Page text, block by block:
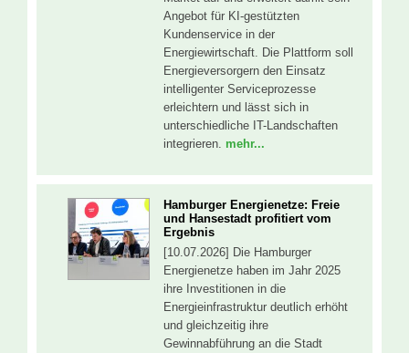
Angebot für KI-gestützten
Kundenservice in der
Energiewirtschaft. Die Plattform soll
Energieversorgern den Einsatz
intelligenter Serviceprozesse
erleichtern und lässt sich in
unterschiedliche IT-Landschaften
integrieren. mehr...
Hamburger Energienetze: Freie
und Hansestadt profitiert vom
Ergebnis
[10.07.2026] Die Hamburger
Energienetze haben im Jahr 2025
ihre Investitionen in die
Energieinfrastruktur deutlich erhöht
und gleichzeitig ihre
Gewinnabführung an die Stadt